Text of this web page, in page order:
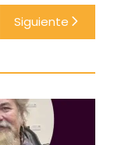
Siguiente